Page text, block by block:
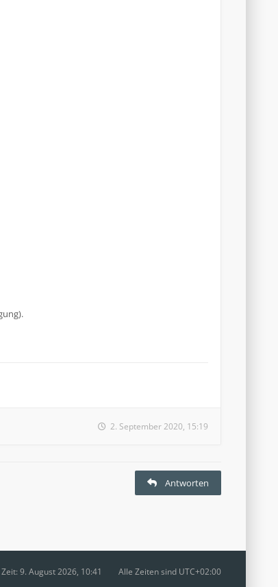
2. September 2020, 15:19
Antworten
Alle Zeiten sind UTC+02:00
9. August 2026, 10:41